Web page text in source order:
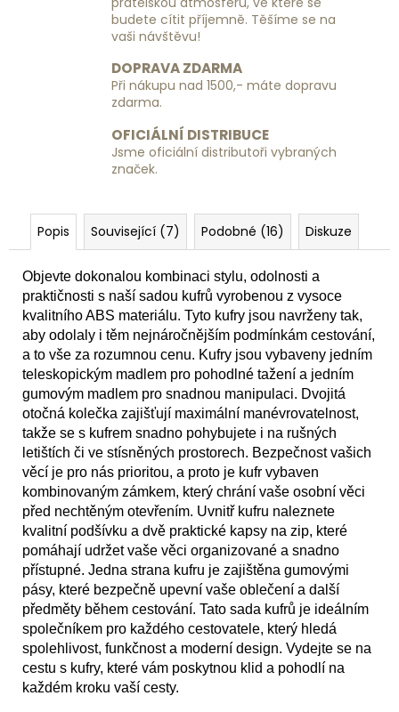
budete cítit příjemně. Těšíme se na
vaši návštěvu!
DOPRAVA ZDARMA
Při nákupu nad 1500,- máte dopravu
zdarma.
OFICIÁLNÍ DISTRIBUCE
Jsme oficiální distributoři vybraných
značek.
Popis Související (7) Podobné (16) Diskuze
Objevte dokonalou kombinaci stylu, odolnosti a
praktičnosti s naší sadou kufrů vyrobenou z vysoce
kvalitního ABS materiálu. Tyto kufry jsou navrženy tak,
aby odolaly i těm nejnáročnějším podmínkám cestování,
a to vše za rozumnou cenu. Kufry jsou vybaveny jedním
teleskopickým madlem pro pohodlné tažení a jedním
gumovým madlem pro snadnou manipulaci. Dvojitá
otočná kolečka zajišťují maximální manévrovatelnost,
takže se s kufrem snadno pohybujete i na rušných
letištích či ve stísněných prostorech. Bezpečnost vašich
věcí je pro nás prioritou, a proto je kufr vybaven
kombinovaným zámkem, který chrání vaše osobní věci
před nechtěným otevřením. Uvnitř kufru naleznete
kvalitní podšívku a dvě praktické kapsy na zip, které
pomáhají udržet vaše věci organizované a snadno
přístupné. Jedna strana kufru je zajištěna gumovými
pásy, které bezpečně upevní vaše oblečení a další
předměty během cestování. Tato sada kufrů je ideálním
společníkem pro každého cestovatele, který hledá
spolehlivost, funkčnost a moderní design. Vydejte se na
cestu s kufry, které vám poskytnou klid a pohodlí na
každém kroku vaší cesty.